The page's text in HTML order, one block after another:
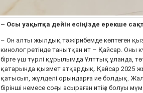
– Осы уақытқа дейін есіңізде ерекше
– Он алты жылдық тәжірибемде көптеген
кинолог ретінде танытқан ит – Қайсар. Оны
бірге үш түрлі құрылымда Ұлттық ұланда,
қатарында қызмет атқардық. Қайсар 2025
қатысып, жүлделі орындарға ие болдық.
бірінші немесе соңғы асыраған итіңіз болуы